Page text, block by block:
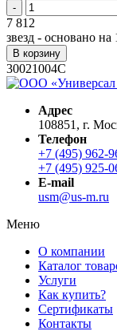
-
7 812
звезд - основано на
В корзину
30021004C
Адрес
108851, г.
Телефон
+7 (495) 962-
+7 (495) 925-
E-mail
usm@us-m.ru
Меню
О компании
Каталог
Услуги
Как купить?
Сертификаты
Контакты